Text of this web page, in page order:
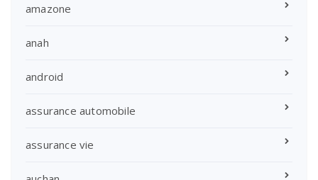
amazone
anah
android
assurance automobile
assurance vie